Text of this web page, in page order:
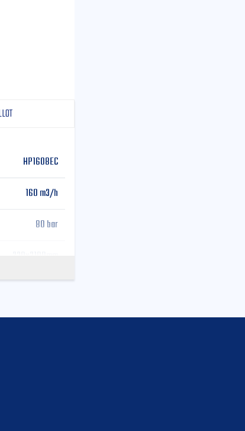
HP1608EC
160 m3/h
80 bar
36,1 m